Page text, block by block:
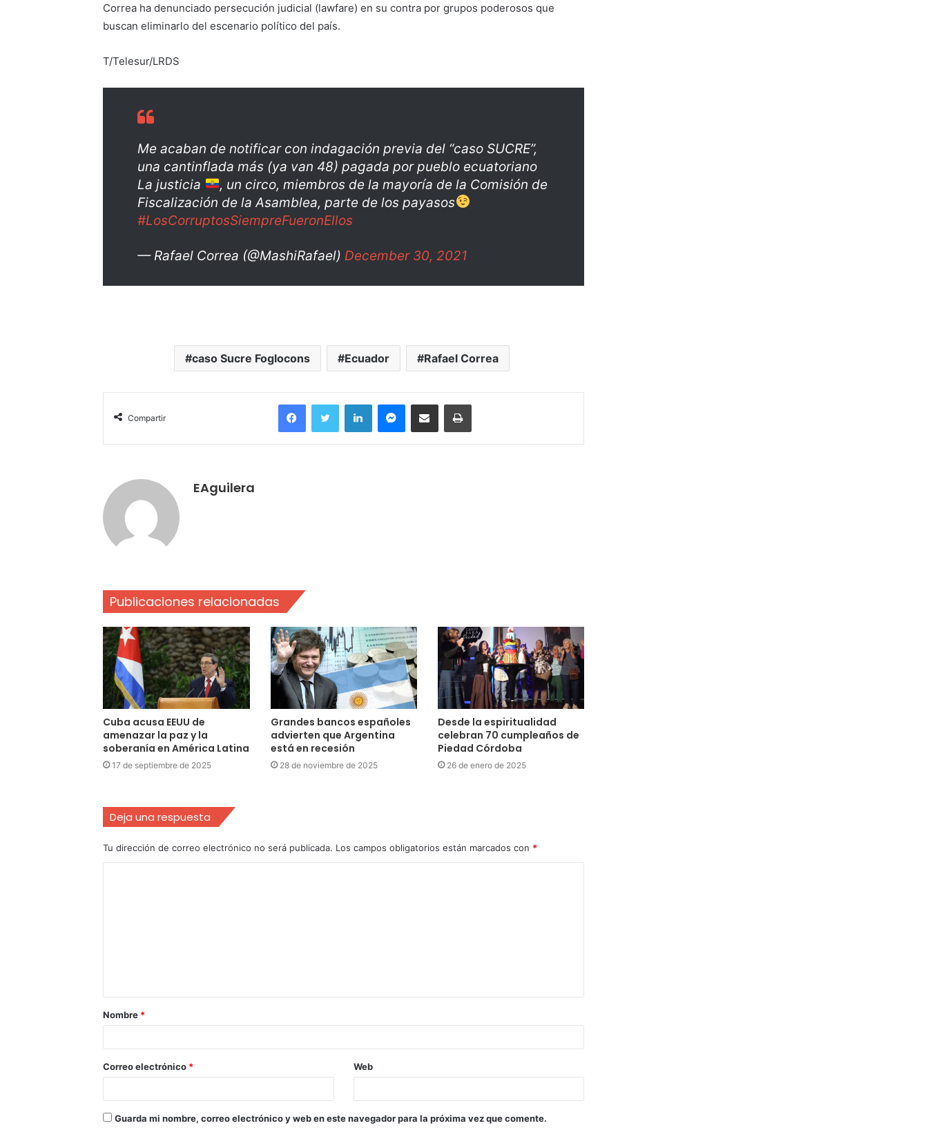
Correa ha denunciado persecución judicial (lawfare) en su contra por grupos poderosos que
buscan eliminarlo del escenario político del país.
T/Telesur/LRDS
Me acaban de notificar con indagación previa del “caso SUCRE”,
una cantinflada más (ya van 48) pagada por pueblo ecuatoriano
La justicia
, un circo, miembros de la mayoría de la Comisión de
Fiscalización de la Asamblea, parte de los payasos
#LosCorruptosSiempreFueronEllos
— Rafael Correa (@MashiRafael) December 30, 2021
caso Sucre Foglocons Ecuador Rafael Correa
Compartir
FacebookTwitter LinkedInMessengerCompartir por correo electrónicoImprimir
EAguilera
Publicaciones relacionadas
Cuba acusa EEUU de
amenazar la paz y la
soberanía en América Latina
17 de septiembre de 2025
Grandes bancos españoles
advierten que Argentina
está en recesión
28 de noviembre de 2025
Desde la espiritualidad
celebran 70 cumpleaños de
Piedad Córdoba
26 de enero de 2025
Deja una respuesta
Tu dirección de correo electrónico no será publicada. Los campos obligatorios están marcados con *
Nombre *
Correo electrónico * Web
Guarda mi nombre, correo electrónico y web en este navegador para la próxima vez que comente.